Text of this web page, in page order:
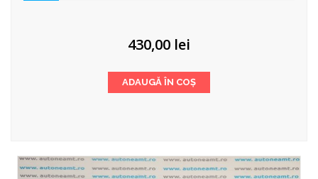
430,00 lei
ADAUGĂ ÎN COȘ